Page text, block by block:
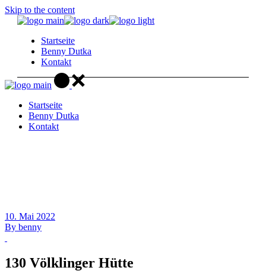
Skip to the content
Startseite
Benny Dutka
Kontakt
Startseite
Benny Dutka
Kontakt
10. Mai 2022
By benny
130 Völklinger Hütte